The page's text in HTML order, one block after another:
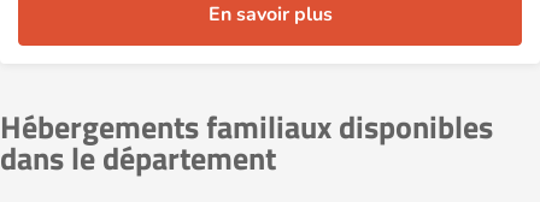
En savoir plus
Hébergements familiaux disponibles
dans le département